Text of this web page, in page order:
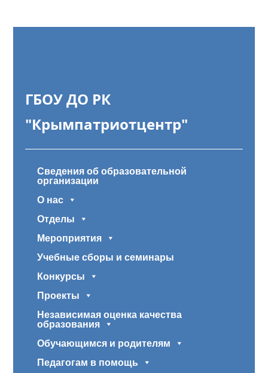
ГБОУ ДО РК
"Крымпатриотцентр"
Сведения об образовательной
организации
О нас
Отделы
Мероприятия
Учебные сборы и семинары
Конкурсы
Проекты
Независимая оценка качества
образования
Обучающимся и родителям
Педагогам в помощь